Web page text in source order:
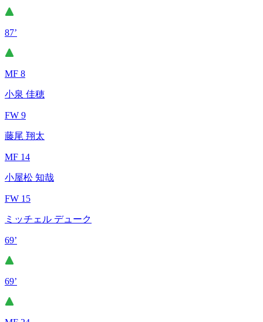
87’
MF 8
小泉 佳穂
FW 9
藤尾 翔太
MF 14
小屋松 知哉
FW 15
ミッチェル デューク
69’
69’